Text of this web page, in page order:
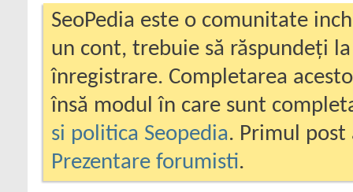
SeoPedia este o comunitate
un cont, trebuie să răspundeți
înregistrare. Completarea
însă modul în care sunt
si politica Seopedia. Primul
Prezentare forumisti.